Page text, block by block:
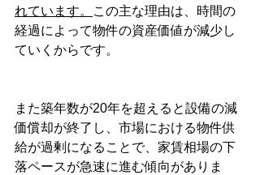
れています。
この主な理由は、時間の
経過によって物件の資産価値が減少し
ていくからです。
また築年数が20年を超えると設備の減
価償却が終了し、市場における物件供
給が過剰になることで、家賃相場の下
落ペースが急速に進む傾向がありま